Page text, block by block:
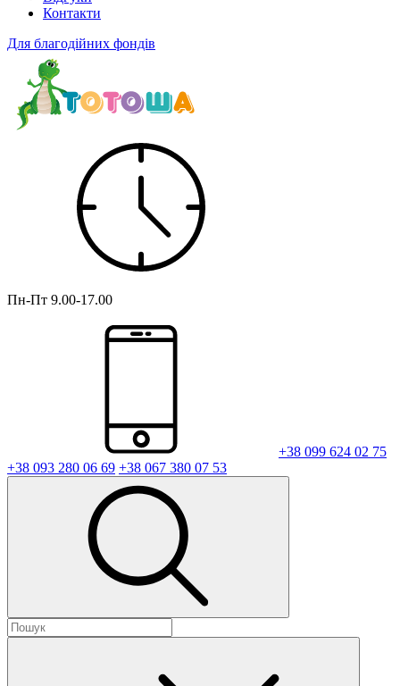
Контакти
Для благодійних фондів
Пн-Пт 9.00-17.00
+38 099 624 02 75
+38 093 280 06 69 +38 067 380 07 53